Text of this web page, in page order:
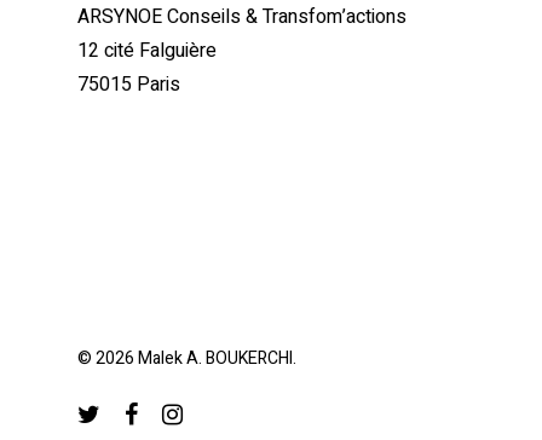
ARSYNOE Conseils & Transfom’actions
12 cité Falguière
75015 Paris
© 2026 Malek A. BOUKERCHI.